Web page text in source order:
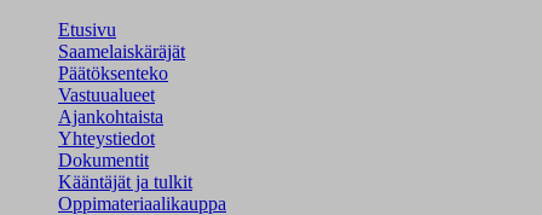
Etusivu
Saamelaiskäräjät
Päätöksenteko
Vastuualueet
Ajankohtaista
Yhteystiedot
Dokumentit
Kääntäjät ja tulkit
Oppimateriaalikauppa